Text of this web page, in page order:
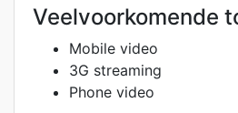
Veelvoorkomende
Mobile video
3G streaming
Phone video